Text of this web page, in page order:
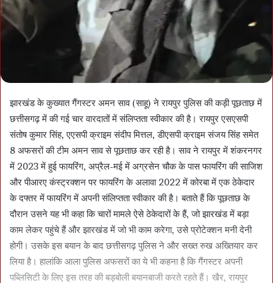
झारखंड के कुख्यात गैंगस्टर अमन साव (साहू) ने रायपुर पुलिस की कड़ी पूछताछ में
छत्तीसगढ़ में की गई चार वारदातों में संलिप्तता स्वीकार की है। रायपुर एसएसपी
संतोष कुमार सिंह, एएसपी क्राइम संदीप मित्तल, डीएसपी क्राइम संजय सिंह समेत
8 अफसरों की टीम अमन साव से पूछताछ कर रही है। साव ने रायपुर में शंकरनगर
में 2023 में हुई फायरिंग, अप्रैल-मई में अग्रसेन चौक के पास फायरिंग की साजिश
और पीआरए कंस्ट्रक्शन पर फायरिंग के अलावा 2022 में कोरबा में एक ठेकेदार
के दफ्तर में फायरिंग में अपनी संलिप्तता स्वीकार की है। बताते हैं कि पूछताछ के
दौरान उसने यह भी कहा कि चारों मामले ऐसे ठेकेदारों के हैं, जो झारखंड में बड़ा
काम लेकर पहुंचे हैं और झारखंड में जो भी काम करेगा, उसे प्रोटेक्शन मनी देनी
होगी। उसके इस बयान के बाद छत्तीसगढ़ पुलिस ने और सख्त रुख अख्तियार कर
लिया है। हालांकि आला पुलिस अफसरों का ये भी कहना है कि गैंगस्टर अपनी
पब्लिसिटी के लिए इस तरह की बड़बोली बयानबाजी करते रहते हैं। खैर, रायपुर